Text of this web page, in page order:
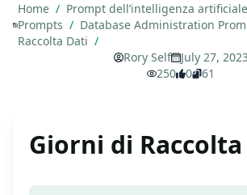
Home / Prompt dell’intelligenza artificiale
Prompts / Database Administration
Raccolta Dati /
Rory Self
July 27, 2023
250
0 61
Giorni di